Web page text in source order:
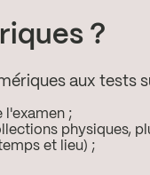
?
aux tests
l'examen ;
physiques,
et lieu) ;